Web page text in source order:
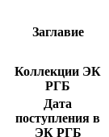
Заглавие
Коллекции ЭК
РГБ
Дата
поступления в
ЭК РГБ